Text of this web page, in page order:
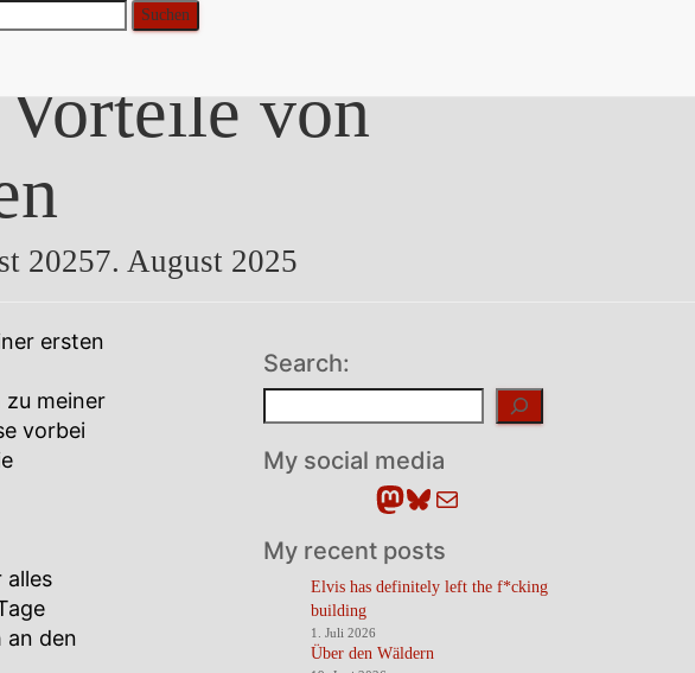
von
20257. August 2025
ersten
meiner
vorbei
alles
an den
Search:
My social media
Mastodon
Bluesky
E-Mail
My recent posts
Elvis has definitely left the f*cking
building
1. Juli 2026
Über den Wäldern